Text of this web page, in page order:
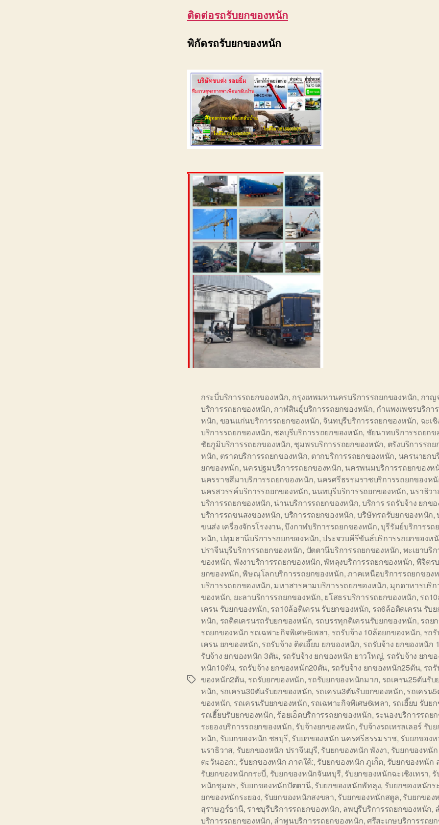
ติดต่อรถรับยกของหนัก
พิกัดรถรับยกของหนัก
Tags
กระบี่บริการรถยกของหนัก, กรุงเทพมหานครบริการรถยกของหนัก, กาญ
บริการรถยกของหนัก, กาฬสินธุ์บริการรถยกของหนัก, กำแพงเพชรบริกา
หนัก, ขอนแก่นบริการรถยกของหนัก, จันทบุรีบริการรถยกของหนัก, ฉะเ
บริการรถยกของหนัก, ชลบุรีบริการรถยกของหนัก, ชัยนาทบริการรถยก
ชัยภูมิบริการรถยกของหนัก, ชุมพรบริการรถยกของหนัก, ตรังบริการรถย
หนัก, ตราดบริการรถยกของหนัก, ตากบริการรถยกของหนัก, นครนายกบ
ยกของหนัก, นครปฐมบริการรถยกของหนัก, นครพนมบริการรถยกของห
นครราชสีมาบริการรถยกของหนัก, นครศรีธรรมราชบริการรถยกของห
นครสวรรค์บริการรถยกของหนัก, นนทบุรีบริการรถยกของหนัก, นราธิว
บริการรถยกของหนัก, น่านบริการรถยกของหนัก,บริการ รถรับจ้าง ยกข
บริการรถขนสงของหนัก, บริการรถยกของหนัก,บริษัทรถรับยกของหนัก,
ขนส่ง เครื่องจักรโรงงาน,บึงกาฬบริการรถยกของหนัก,บุรีรัมย์บริการรถ
หนัก, ปทุมธานีบริการรถยกของหนัก, ประจวบคีรีขันธ์บริการรถยกของห
ปราจีนบุรีบริการรถยกของหนัก, ปัตตานีบริการรถยกของหนัก, พะเยาบริ
ของหนัก, พังงาบริการรถยกของหนัก,พัทลุงบริการรถยกของหนัก, พิจิตร
ยกของหนัก,พิษณุโลกบริการรถยกของหนัก,ภาคเหนือบริการรถยกของ
บริการรถยกของหนัก, มหาสารคามบริการรถยกของหนัก, มุกดาหารบริก
ของหนัก, ยะลาบริการรถยกของหนัก, ยโสธรบริการรถยกของหนัก, รถ
เครน รับยกของหนัก, รถ10ล้อติเครน รับยกของหนัก, รถ6ล้อติดเครน รับ
หนัก, รถติดเครนรถรับยกของหนัก, รถบรรทุกติเครนรับยกของหนัก, รถย
รถยกของหนัก รถเฉพาะกิจพิเศษ6เพลา, รถรับจ้าง 10ล้อยกของหนัก, รถ
เครน ยกของหนัก, รถรับจ้าง ติดเฮี๊ยบ ยกของหนัก, รถรับจ้าง ยกของหนัก
รับจ้าง ยกของหนัก 3ตัน, รถรับจ้าง ยกของหนัก ยาวใหญ่, รถรับจ้าง ยกข
หนัก10ตัน, รถรับจ้าง ยกของหนัก20ตัน, รถรับจ้าง ยกของหนัก25ตัน, รถ
ของหนัก2ตัน, รถรับยกของหนัก, รถรับยกของหนักมาก, รถเครน25ตันรับ
หนัก, รถเครน30ตันรับยกของหนัก, รถเครน3ตันรับยกของหนัก, รถเครน
ของหนัก, รถเครนรับยกของหนัก, รถเฉพาะกิจพิเศษ6เพลา, รถเฮี๊ยบ รับย
รถเฮี๊ยบรับยกของหนัก, ร้อยเอ็ดบริการรถยกของหนัก, ระนองบริการรถย
ระยองบริการรถยกของหนัก, รับจ้างยกของหนัก, รับจ้างรถเทรลเลอร์ รับ
หนัก, รับยกของหนัก ชลบุรี, รับยกของหนัก นครศรีธรรมราช, รับยกของ
นราธิวาส, รับยกของหนัก ปราจีนบุรี, รับยกของหนัก พังงา, รับยกของหนั
ตะวันออก:, รับยกของหนัก ภาคใต้:, รับยกของหนัก ภูเก็ต, รับยกของหนัก
รับยกของหนักกระบี่, รับยกของหนักจันทบุรี, รับยกของหนักฉะเชิงเทรา,
หนักชุมพร, รับยกของหนักปัตตานี, รับยกของหนักพัทลุง, รับยกของหนักร
ยกของหนักระยอง, รับยกของหนักสงขลา, รับยกของหนักสตูล, รับยกของ
สุราษฎร์ธานี, ราชบุรีบริการรถยกของหนัก, ลพบุรีบริการรถยกของหนัก,
บริการรถยกของหนัก, ลำพูนบริการรถยกของหนัก,ศรีสะเกษบริการรถย